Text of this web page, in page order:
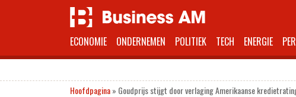
ECONOMIE ONDERNEMEN POLITIEK TECH ENERGIE
Hoofdpagina» Goudprijs stijgt door verlaging Amerikaanse